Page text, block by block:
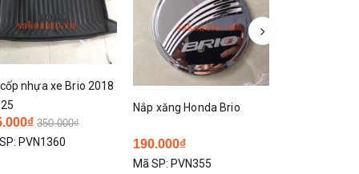
xăng Honda Brio
Ốp viền đèn pha hậu
Honda Brio
Mã SP: